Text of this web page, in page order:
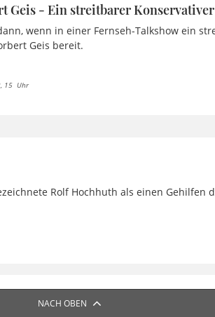
Geis - Ein streitbarer Konservativer
wenn in einer Fernseh-Talkshow ein
Geis bereit.
15 Uhr
Rolf Hochhuth als einen Gehilfen
NACH OBEN